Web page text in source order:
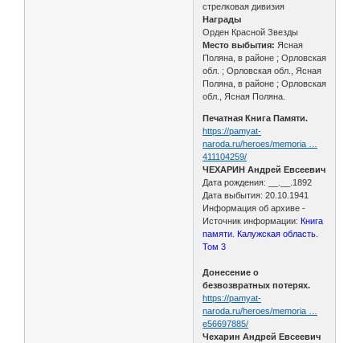
стрелковая дивизия
Награды
Орден Красной Звезды
Место выбытия: Ясная
Поляна, в районе ; Орловская
обл. ; Орловская обл., Ясная
Поляна, в районе ; Орловская
обл., Ясная Поляна.
Печатная Книга Памяти.
https://pamyat-
naroda.ru/heroes/memoria …
411104259/
ЧЕХАРИН Андрей Евсеевич
Дата рождения: __.__.1892
Дата выбытия: 20.10.1941
Информация об архиве -
Источник информации: Книга
памяти. Калужская область.
Том 3
Донесение о
безвозвратных потерях.
https://pamyat-
naroda.ru/heroes/memoria …
e56697885/
Чехарин Андрей Евсеевич